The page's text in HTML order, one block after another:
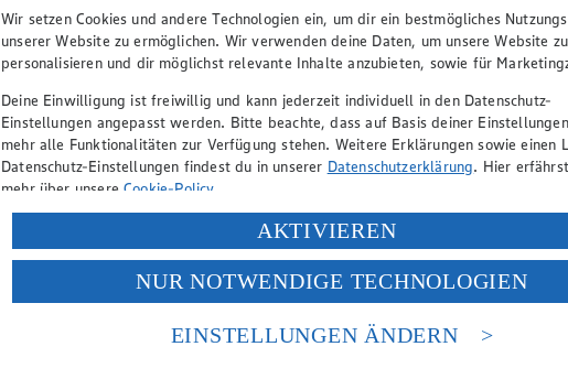
Wir setzen Cookies und andere Technologien ein, um dir ein bestmögliches
unserer Website zu ermöglichen. Wir verwenden deine Daten, um unsere Website zu
personalisieren und dir möglichst relevante Inhalte anzubieten, sowie für
Deine Einwilligung ist freiwillig und kann jederzeit individuell in den Datenschutz-
Einstellungen angepasst werden. Bitte beachte, dass auf Basis deiner
mehr alle Funktionalitäten zur Verfügung stehen. Weitere Erklärungen sowie einen
Datenschutz-Einstellungen findest du in unserer Datenschutzerklärung. Hier
mehr über unsereCookie-Policy.
Verarbeitung deiner personenbezogenen Daten in den USA durch Facebook und
Wenn du auf „Aktivieren“ klickst, willigst du im Sinne des Art. 49 Abs. 1 Satz 1 lit.
ein, dass deine Daten in den USA verarbeitet werden. Der EuGH sieht die USA als
einem nach europäischen Standards nicht angemessenen Datenschutzniveau an. Es
Risiko eines Zugriffs durch US-amerikanische Behörden.
AKTIVIEREN
NUR NOTWENDIGE TECHNOLOGIEN
EINSTELLUNGEN ÄNDERN